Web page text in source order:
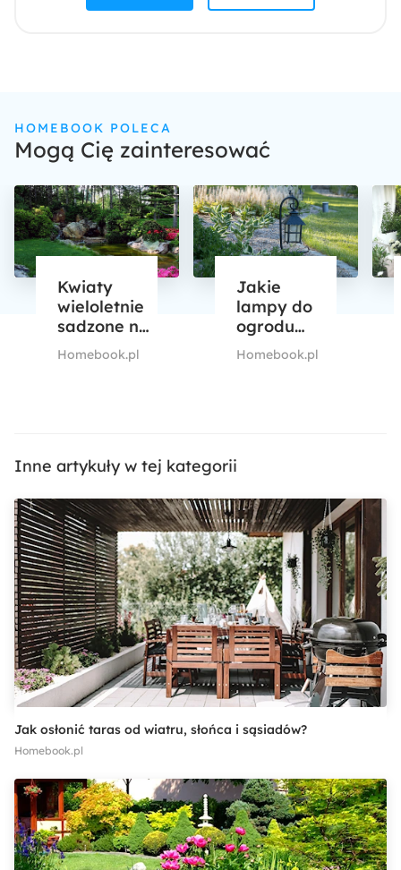
HOMEBOOK POLECA
Mogą Cię zainteresować
Kwiaty
wieloletnie
sadzone na
wiosnę
Homebook.pl
Jakie
lampy do
ogrodu
wybrać?
Przegląd
Homebook.pl
Inne artykuły w tej kategorii
Jak osłonić taras od wiatru, słońca i sąsiadów?
Homebook.pl